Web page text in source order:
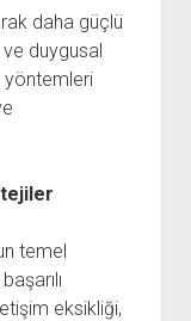
daha güçlü
ve duygusal
yöntemleri
temel
eksikliği,